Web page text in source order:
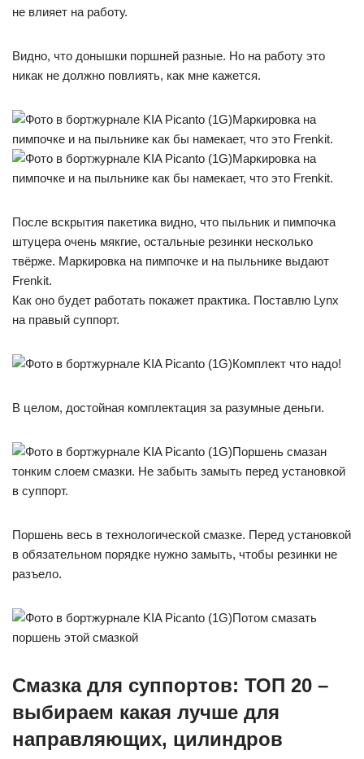
не влияет на работу.
Видно, что донышки поршней разные. Но на работу это
никак не должно повлиять, как мне кажется.
Маркировка на
пимпочке и на пыльнике как бы намекает, что это Frenkit.
Маркировка на
пимпочке и на пыльнике как бы намекает, что это Frenkit.
После вскрытия пакетика видно, что пыльник и пимпочка
штуцера очень мякгие, остальные резинки несколько
твёрже. Маркировка на пимпочке и на пыльнике выдают
Frenkit.
Как оно будет работать покажет практика. Поставлю Lynx
на правый суппорт.
Комплект что надо!
В целом, достойная комплектация за разумные деньги.
Поршень смазан
тонким слоем смазки. Не забыть замыть перед установкой
в суппорт.
Поршень весь в технологической смазке. Перед установкой
в обязательном порядке нужно замыть, чтобы резинки не
разъело.
Потом смазать
поршень этой смазкой
Смазка для суппортов: ТОП 20 –
выбираем какая лучше для
направляющих, цилиндров